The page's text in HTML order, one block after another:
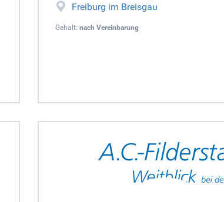
Freiburg im Breisgau
Gehalt: nach Vereinbarung